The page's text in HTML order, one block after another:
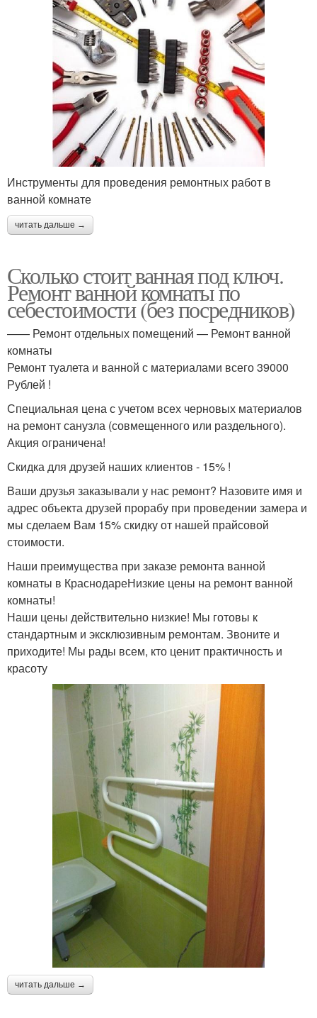
Инструменты для проведения ремонтных работ в
ванной комнате
читать дальше →
Сколько стоит ванная под ключ.
Ремонт ванной комнаты по
себестоимости (без посредников)
—— Ремонт отдельных помещений — Ремонт ванной
комнаты
Ремонт туалета и ванной с материалами всего 39000
Рублей !
Специальная цена с учетом всех черновых материалов
на ремонт санузла (совмещенного или раздельного).
Акция ограничена!
Скидка для друзей наших клиентов - 15% !
Ваши друзья заказывали у нас ремонт? Назовите имя и
адрес объекта друзей прорабу при проведении замера и
мы сделаем Вам 15% скидку от нашей прайсовой
стоимости.
Наши преимущества при заказе ремонта ванной
комнаты в КраснодареНизкие цены на ремонт ванной
комнаты!
Наши цены действительно низкие! Мы готовы к
стандартным и эксклюзивным ремонтам. Звоните и
приходите! Мы рады всем, кто ценит практичность и
красоту
читать дальше →